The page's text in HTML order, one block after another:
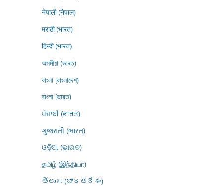
नेपाली (नेपाल)
मराठी (भारत)
हिन्दी (भारत)
অসমীয়া (ভাৰত)
বাংলা (বাংলাদেশ)
বাংলা (ভারত)
ਪੰਜਾਬੀ (ਭਾਰਤ)
ગુજરાતી (ભારત)
ଓଡ଼ିଆ (ଭାରତ)
தமிழ் (இந்தியா)
తెలుగు (భారతదేశం)